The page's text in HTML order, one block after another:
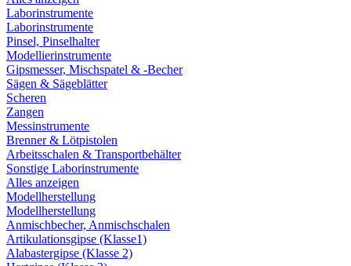
Laborinstrumente
Laborinstrumente
Pinsel, Pinselhalter
Modellierinstrumente
Gipsmesser, Mischspatel & -Becher
Sägen & Sägeblätter
Scheren
Zangen
Messinstrumente
Brenner & Lötpistolen
Arbeitsschalen & Transportbehälter
Sonstige Laborinstrumente
Alles anzeigen
Modellherstellung
Modellherstellung
Anmischbecher, Anmischschalen
Artikulationsgipse (Klasse1)
Alabastergipse (Klasse 2)